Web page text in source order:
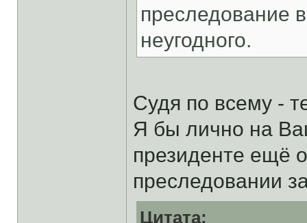
преследование
неугодного.
Судя по всему -
Я бы лично на
президенте ещё
преследовании
Цитата: